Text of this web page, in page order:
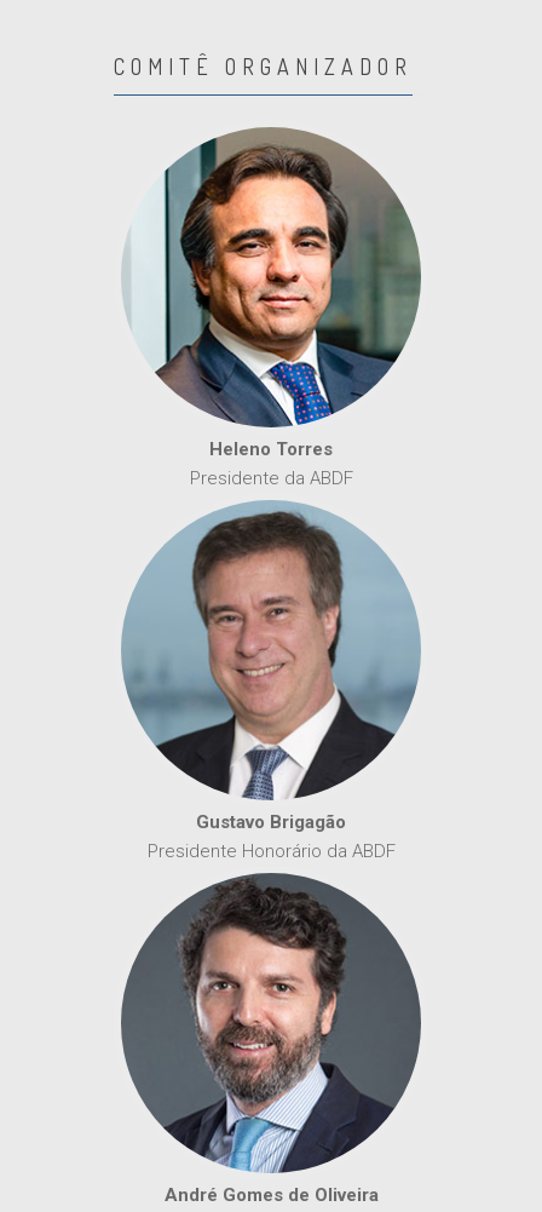
COMITÊ ORGANIZADOR
Heleno Torres
Presidente da ABDF
Gustavo Brigagão
Presidente Honorário da ABDF
André Gomes de Oliveira